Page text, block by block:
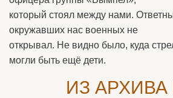
который стоял между нами.
окружавших нас военных не
открывал. Не видно было, куда
могли быть ещё дети.
ИЗ АРХИВА